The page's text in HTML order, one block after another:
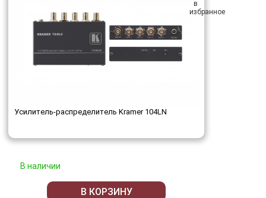
Усилитель-распределитель Kramer 104LN
В наличии
В КОРЗИНУ